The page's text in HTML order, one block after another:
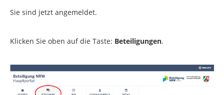
Sie sind jetzt angemeldet.
Klicken Sie oben auf die Taste: Beteiligungen.